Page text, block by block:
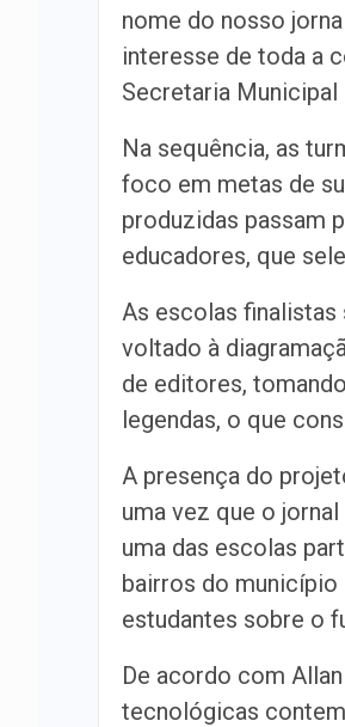
nome do nosso
interesse de toda a
Secretaria Municipal
Na sequência, as
foco em metas de
produzidas passam
educadores, que
As escolas finalistas
voltado à
de editores,
legendas, o que
A presença do
uma vez que o
uma das escolas
bairros do município
estudantes sobre o
De acordo com
tecnológicas